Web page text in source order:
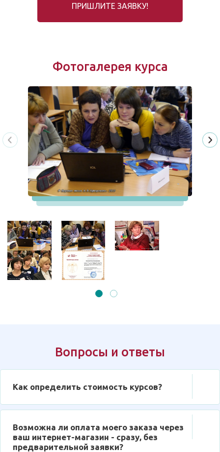
ПРИШЛИТЕ ЗАЯВКУ!
Фотогалерея курса
Вопросы и ответы
Как определить стоимость курсов?
Возможна ли оплата моего заказа через
ваш интернет-магазин - сразу, без
предварительной заявки?